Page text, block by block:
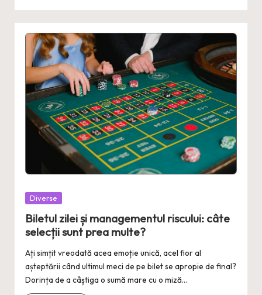
Posted
Diverse
Biletul zilei și managementul riscului: câte
selecții sunt prea multe?
Ați simțit vreodată acea emoție unică, acel fior al
așteptării când ultimul meci de pe bilet se apropie de final?
Dorința de a câștiga o sumă mare cu o miză…